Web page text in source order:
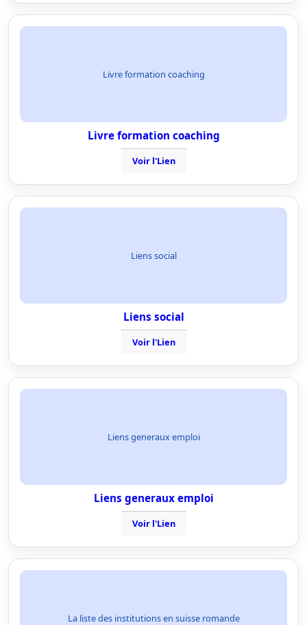
Livre formation coaching
Livre formation coaching
Voir l'Lien
Liens social
Liens social
Voir l'Lien
Liens generaux emploi
Liens generaux emploi
Voir l'Lien
La liste des institutions en suisse romande